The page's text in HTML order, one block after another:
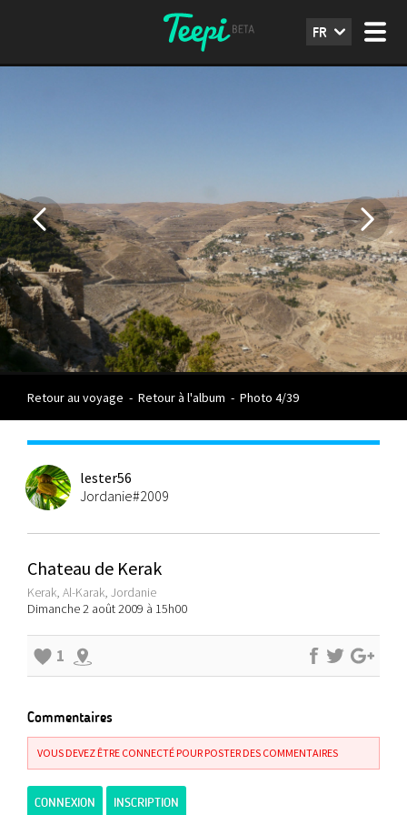
FR
Retour au voyage - Retour à l'album - Photo 4/39
lester56
Jordanie#2009
Chateau de Kerak
Kerak, Al-Karak, Jordanie
Dimanche 2 août 2009 à 15h00
1
Commentaires
VOUS DEVEZ ÊTRE CONNECTÉ POUR POSTER DES COMMENTAIRES
CONNEXION INSCRIPTION